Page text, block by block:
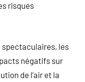
risques
les
négatifs sur
de l’air et la